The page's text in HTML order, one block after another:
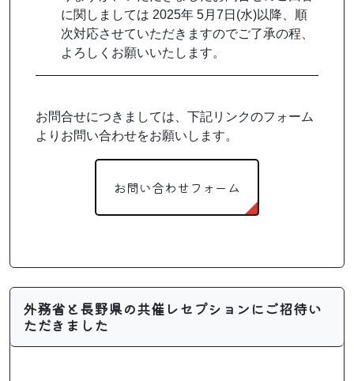
に関しましては 2025年 5月7日(水)以降、順
次対応させていただきますのでご了承の程、
よろしくお願いいたします。
お問合せにつきましては、下記リンクのフォーム
よりお問い合わせをお願いします。
お問い合わせフォーム
外務省と長野県の共催レセプションにご招待い
ただきました